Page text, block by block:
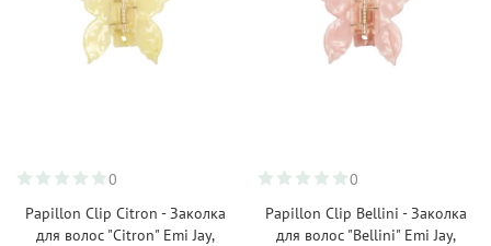
0
Papillon Clip Citron - Заколка
для волос "Citron" Emi Jay,
0
Papillon Clip Bellini - Заколка
для волос "Bellini" Emi Jay,